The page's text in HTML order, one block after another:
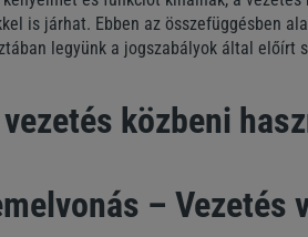
is járhat. Ebben az összefüggésben
legyünk a jogszabályok által előírt
közbeni
– Vezetés